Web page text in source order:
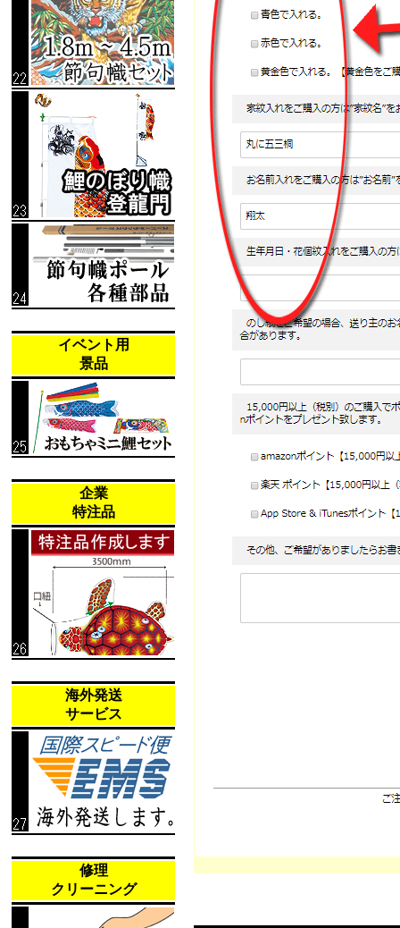
イベント用
景品
企業
特注品
海外発送
サービス
修理
クリーニング